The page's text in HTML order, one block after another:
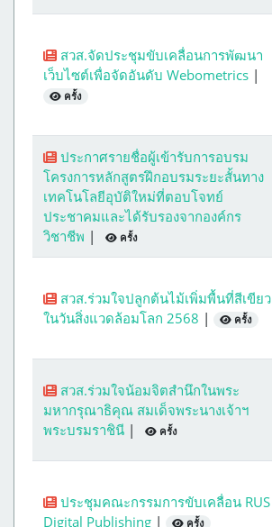
สวส.จัดประชุมขับเคลื่อนการพัฒนา
เว็บไซต์เพื่อจัดอันดับ Webometrics |
ครั้ง
ประกาศรายชื่อผู้เข้ารับการอบรม
โครงการหลักสูตรฝึกอบรมระยะสั้นทาง
เทคโนโลยีอุบัติใหม่ที่ตอบโจทย์
ประชาคมและได้รับรองจากองค์กร
วิชาชีพ | ครั้ง
สวส.ร่วมใจปลูกต้นไม้เพิ่มพื้นที่สีเขียว
ในวันสิ่งแวดล้อมโลก 2568 | ครั้ง
สวส.ร่วมใจน้อมจิตสำนึกในพระ
มหากรุณาธิคุณ สมเด็จพระนางเจ้าฯ
พระบรมราชินี | ครั้ง
ประชุมคณะกรรมการขับเคลื่อน RUS
Digital Publishing | ครั้ง